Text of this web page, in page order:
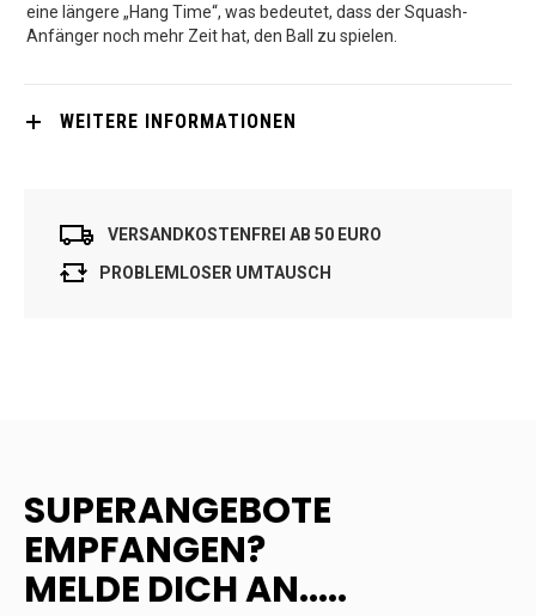
eine längere „Hang Time“, was bedeutet, dass der Squash-
Anfänger noch mehr Zeit hat, den Ball zu spielen.
WEITERE INFORMATIONEN
VERSANDKOSTENFREI AB 50 EURO
PROBLEMLOSER UMTAUSCH
SUPERANGEBOTE
EMPFANGEN?
MELDE DICH AN.....